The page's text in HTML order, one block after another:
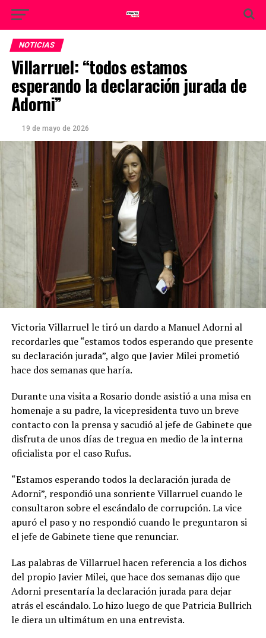
NOTICIAS
Villarruel: “todos estamos
esperando la declaración jurada de
Adorni”
19 de mayo de 2026
Victoria Villarruel le tiró un dardo a Manuel Adorni al
recordarles que “estamos todos esperando que presente
su declaración jurada”, algo que Javier Milei prometió
hace dos semanas que haría.
Durante una visita a Rosario donde asistió a una misa en
homenaje a su padre, la vicepresidenta tuvo un breve
contacto con la prensa y sacudió al jefe de Gabinete que
disfruta de unos días de tregua en medio de la interna
oficialista por el caso Rufus.
“Estamos esperando todos la declaración jurada de
Adorni”, respondió una sonriente Villarruel cuando le
consultaron sobre el escándalo de corrupción. La vice
apuró el paso y no respondió cuando le preguntaron si
el jefe de Gabinete tiene que renunciar.
Las palabras de Villarruel hacen referencia a los dichos
del propio Javier Milei, que hace dos semanas dijo que
Adorni presentaría la declaración jurada para dejar
atrás el escándalo. Lo hizo luego de que Patricia Bullrich
le diera un ultimátum en una entrevista.